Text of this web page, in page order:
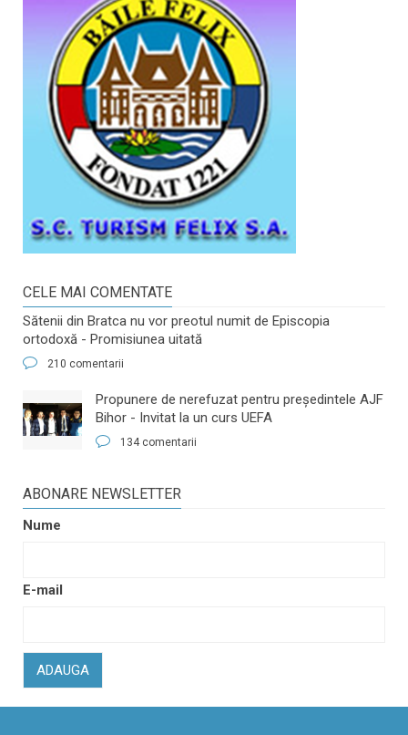
CELE MAI COMENTATE
Sătenii din Bratca nu vor preotul numit de Episcopia
ortodoxă - Promisiunea uitată
210 comentarii
​Propunere de nerefuzat pentru preşedintele AJF
Bihor - Invitat la un curs UEFA
134 comentarii
ABONARE NEWSLETTER
Nume
E-mail
ADAUGA